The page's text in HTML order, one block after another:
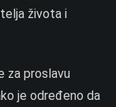
života i
za proslavu
je određeno da